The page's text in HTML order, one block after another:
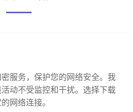
服务，保护您的网络安全。我
动不受监控和干扰。选择下载
网络连接。